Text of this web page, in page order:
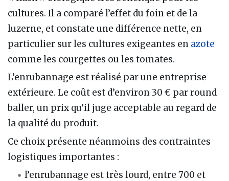
cultures. Il a comparé l’effet du foin et de la
luzerne, et constate une différence nette, en
particulier sur les cultures exigeantes en azote
comme les courgettes ou les tomates.
L’enrubannage est réalisé par une entreprise
extérieure. Le coût est d’environ 30 € par round
baller, un prix qu’il juge acceptable au regard de
la qualité du produit.
Ce choix présente néanmoins des contraintes
logistiques importantes :
l’enrubannage est très lourd, entre 700 et